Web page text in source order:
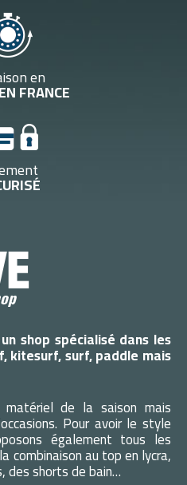
en
FRANCE
shop spécialisé dans les
kitesurf, surf, paddle mais
de la saison mais
Pour avoir le style
également tous les
combinaison au top en lycra,
des shorts de bain…